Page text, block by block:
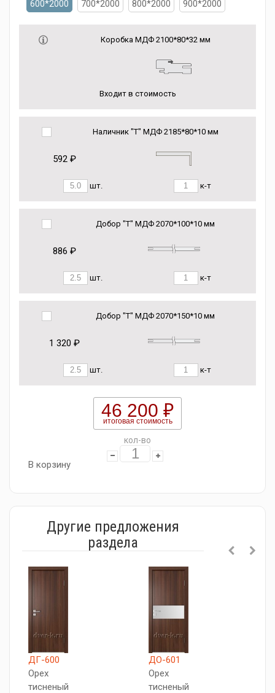
600*2000 700*2000 800*2000 900*2000
Коробка МДФ 2100*80*32 мм
Входит в стоимость
Наличник "Т" МДФ 2185*80*10 мм
592 ₽
шт. к-т
Добор "Т" МДФ 2070*100*10 мм
886 ₽
шт. к-т
Добор "Т" МДФ 2070*150*10 мм
1 320 ₽
шт. к-т
46 200 ₽
итоговая стоимость
кол-во
В корзину
Другие предложения
раздела
ДГ-600
Орех
тисненый
ДО-601
Орех
тисненый